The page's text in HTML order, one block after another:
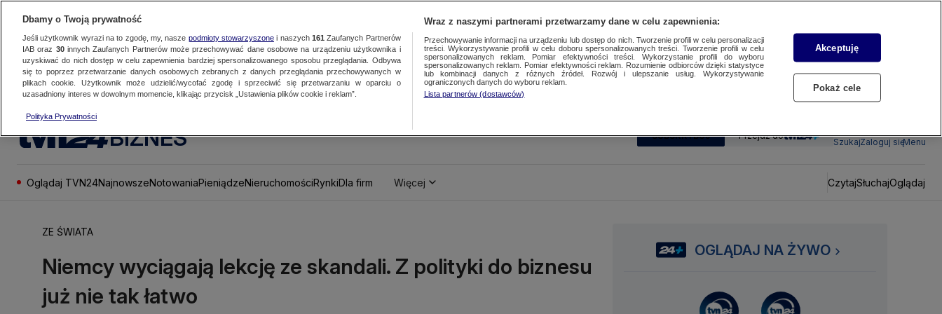
BIZNES SUBSKRYBUJ Przejdź do
SzukajZaloguj sięMenu
Oglądaj TVN24NajnowszeNotowaniaPieniądzeNieruchomościRynkiDla firm Więcej CzytajSłuchajOglądaj
ZE ŚWIATA
Niemcy wyciągają lekcję ze skandali. Z polityki do biznesu
już nie tak łatwo
OGLĄDAJ NA ŻYWO
Dbamy o Twoją prywatność
Jeśli użytkownik wyrazi na to zgodę, my, nasze podmioty stowarzyszonei naszych 161 Zaufanych Partnerów
IAB oraz 30innych Zaufanych Partnerów może przechowywać dane osobowe na urządzeniu użytkownika i
uzyskiwać do nich dostęp w celu zapewnienia bardziej spersonalizowanego sposobu przeglądania. Odbywa
się to poprzez przetwarzanie danych osobowych zebranych z danych przeglądania przechowywanych w
plikach cookie. Użytkownik może udzielić/wycofać zgodę i sprzeciwić się przetwarzaniu w oparciu o
uzasadniony interes w dowolnym momencie, klikając przycisk „Ustawienia plików cookie i reklam”.
Polityka Prywatności
Wraz z naszymi partnerami przetwarzamy dane w celu zapewnienia:
Przechowywanie informacji na urządzeniu lub dostęp do nich. Tworzenie profili w celu personalizacji
treści. Wykorzystywanie profili w celu doboru spersonalizowanych treści. Tworzenie profili w celu
spersonalizowanych reklam. Pomiar efektywności treści. Wykorzystanie profili do wyboru
spersonalizowanych reklam. Pomiar efektywności reklam. Rozumienie odbiorców dzięki statystyce
lub kombinacji danych z różnych źródeł. Rozwój i ulepszanie usług. Wykorzystywanie
ograniczonych danych do wyboru reklam.
Lista partnerów (dostawców)
Akceptuję
Pokaż cele